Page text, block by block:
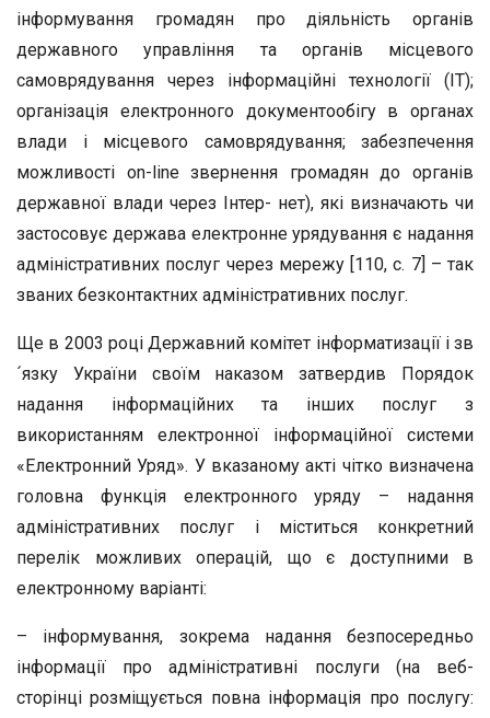
інформування громадян про діяльність органів
державного управління та органів місцевого
самоврядування через інформаційні технології (ІТ);
організація електронного документообігу в органах
влади і місцевого самоврядування; забезпечення
можливості on-line звернення громадян до органів
державної влади через Інтер- нет), які визначають чи
застосовує держава електронне урядування є надання
адміністративних послуг через мережу [110, с. 7] – так
званих безконтактних адміністративних послуг.
Ще в 2003 році Державний комітет інформатизації і зв
´язку України своїм наказом затвердив Порядок
надання інформаційних та інших послуг з
використанням електронної інформаційної системи
«Електронний Уряд». У вказаному акті чітко визначена
головна функція електронного уряду – надання
адміністративних послуг і міститься конкретний
перелік можливих операцій, що є доступними в
електронному варіанті:
– інформування, зокрема надання безпосередньо
інформації про адміністративні послуги (на веб-
сторінці розміщується повна інформація про послугу: